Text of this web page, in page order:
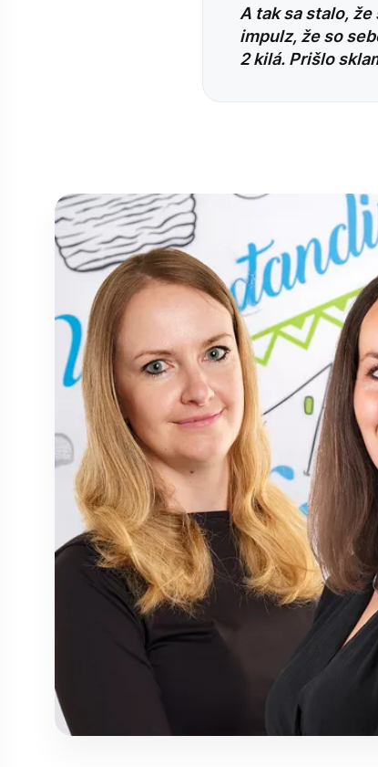
A tak sa stalo,
impulz, že so
2 kilá. Prišlo